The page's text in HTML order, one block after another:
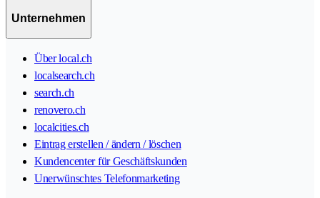
Unternehmen
Über local.ch
localsearch.ch
search.ch
renovero.ch
localcities.ch
Eintrag erstellen / ändern / löschen
Kundencenter für Geschäftskunden
Unerwünschtes Telefonmarketing